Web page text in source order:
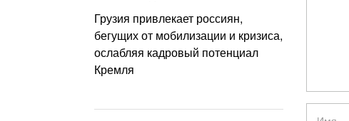
Грузия привлекает россиян,
бегущих от мобилизации и кризиса,
ослабляя кадровый потенциал
Кремля